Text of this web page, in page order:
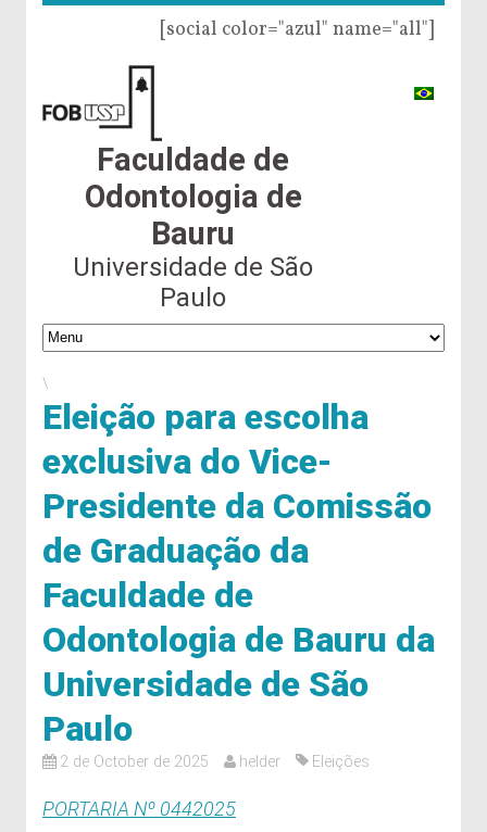
[social color="azul" name="all"]
Faculdade de
Odontologia de
Bauru
Universidade de São
Paulo
\
Eleição para escolha
exclusiva do Vice-
Presidente da Comissão
de Graduação da
Faculdade de
Odontologia de Bauru da
Universidade de São
Paulo
2 de October de 2025 helder Eleições
PORTARIA Nº 0442025